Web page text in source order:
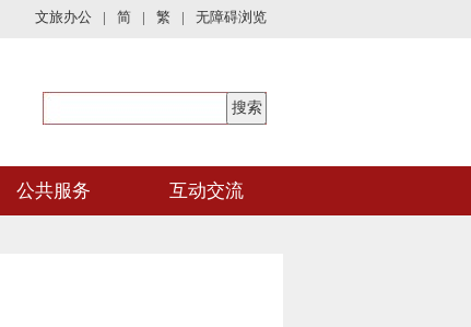
文旅办公 | 简 | 繁 | 无障碍浏览
公共服务 互动交流